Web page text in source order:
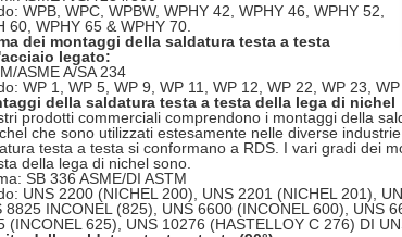
WPB, WPC, WPBW, WPHY 42, WPHY 46, WPHY 52,
60, WPHY 65 & WPHY 70.
dei montaggi della saldatura testa a testa
legato:
ASME A/SA 234
WP 1, WP 5, WP 9, WP 11, WP 12, WP 22, WP 23, WP
della saldatura testa a testa della lega di nichel
prodotti commerciali comprendono i montaggi della
che sono utilizzati estesamente nelle diverse
testa a testa si conformano a RDS. I vari gradi dei
della lega di nichel sono.
SB 336 ASME/DI ASTM
UNS 2200 (NICHEL 200), UNS 2201 (NICHEL 201),
8825 INCONEL (825), UNS 6600 (INCONEL 600), UNS
(INCONEL 625), UNS 10276 (HASTELLOY C 276) DI